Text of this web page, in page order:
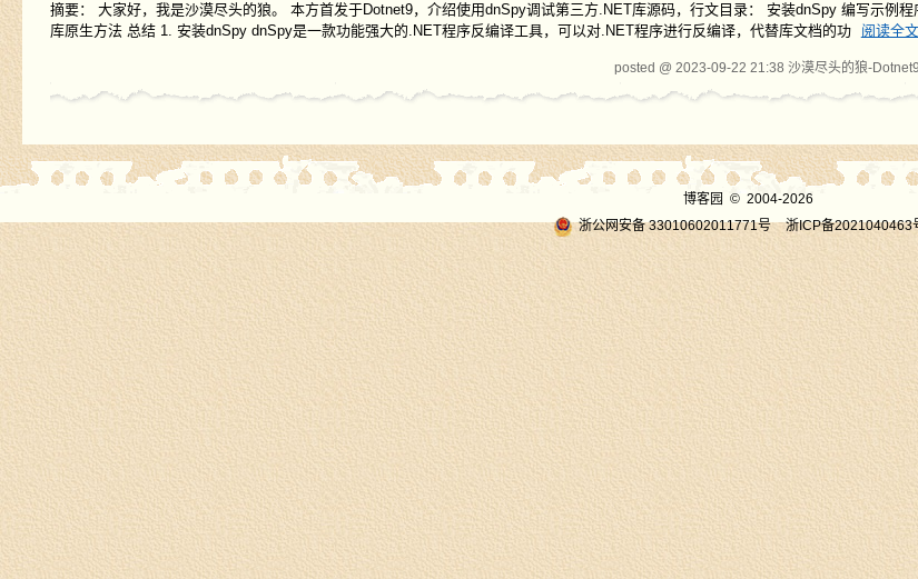
摘要： 大家好，我是沙漠尽头的狼。 本方首发于Dotnet9，介绍使用dnSpy调试第三方.NET库源码，行文目录： 安装dnSpy 编写示例
库原生方法 总结 1. 安装dnSpy dnSpy是一款功能强大的.NET程序反编译工具，可以对.NET程序进行反编译，代替库文档的功
阅读全文
posted @ 2023-09-22 21:38 沙漠尽头的狼-Dotnet9
博客园 © 2004-2026
浙公网安备 33010602011771号
浙ICP备2021040463